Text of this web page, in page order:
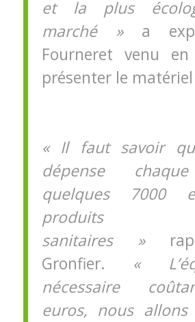
et la plus
marché »a
Fourneret venu en
présenter le
« Il faut savoir
dépense
quelques 7000
produits
sanitaires »
Gronfier. «
nécessaire
euros, nous allons